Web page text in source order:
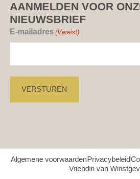
AANMELDEN VOOR
NIEUWSBRIEF
E-mailadres (Vereist)
Algemene voorwaardenPrivacybeleid
Vriendin van